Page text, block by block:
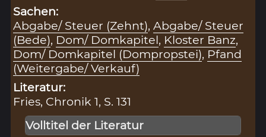
Sachen:
Abgabe/ Steuer (Zehnt),Abgabe/ Steuer
(Bede), Dom/ Domkapitel, Kloster Banz,
Dom/ Domkapitel (Dompropstei), Pfand
(Weitergabe/ Verkauf)
Literatur:
Fries, Chronik 1, S. 131
Volltitel der Literatur